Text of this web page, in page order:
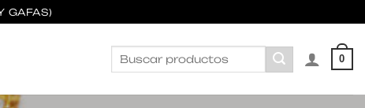
GAFAS)
Buscar
0